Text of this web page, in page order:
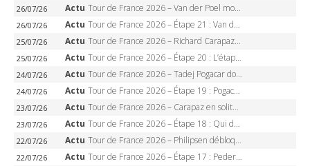
26/07/26 Actu Tour de France 2026 – Van der Poel monumental à Paris, Pogacar égale le record des cinq sacres
26/07/26 Actu Tour de France 2026 – Étape 21 : Van der Poel, Pogacar, qui succédera à Wout van Aert sur les Champs-Elysées ?
25/07/26 Actu Tour de France 2026 – Richard Carapaz roi des Alpes, doublé et maillot à pois, Seixas perd le podium
25/07/26 Actu Tour de France 2026 – Étape 20 : L’étape reine, Galibier, Sarenne, Alpe d’Huez, qui succédera à Pogacar ?
24/07/26 Actu Tour de France 2026 – Tadej Pogacar dompte l’Alpe d’Huez, 5e victoire, record de Pantani pulvérisé
24/07/26 Actu Tour de France 2026 – Étape 19 : Pogacar peut-il enfin dompter l’Alpe d’Huez ?
23/07/26 Actu Tour de France 2026 – Carapaz en solitaire à Orcières-Merlette, Paret-Peintre à un point du maillot à pois
23/07/26 Actu Tour de France 2026 – Étape 18 : Qui domptera Orcières-Merlette, première marche vers l’Alpe d’Huez ?
22/07/26 Actu Tour de France 2026 – Philipsen débloque son compteur à Voiron, Pedersen en danger pour le maillot vert
22/07/26 Actu Tour de France 2026 – Étape 17 : Pedersen peut-il verrouiller le maillot vert à Voiron ?